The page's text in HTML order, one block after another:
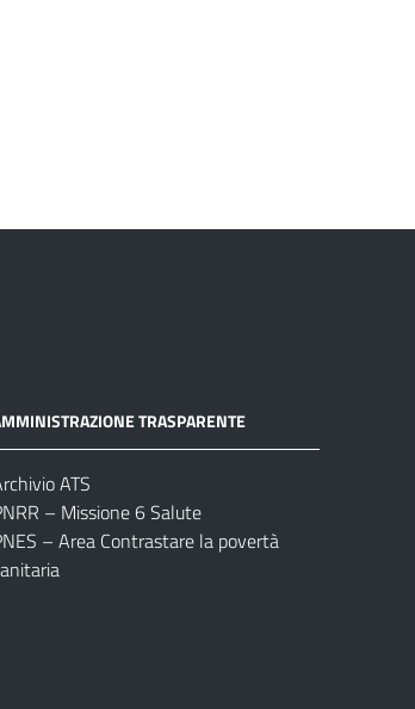
TRASPARENTE
ATS
– Missione 6 Salute
– Area Contrastare la povertà